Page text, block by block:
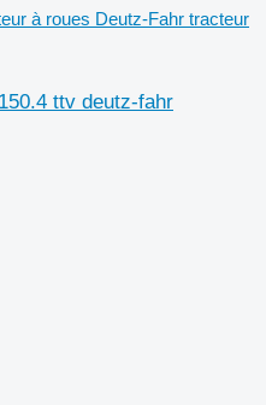
à roues Deutz-Fahr tracteur
ttv deutz-fahr